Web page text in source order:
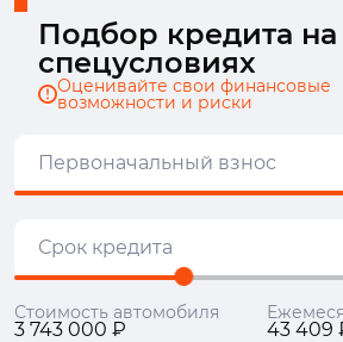
Подбор кредита на
спецусловиях
Оценивайте свои финансовые
возможности и риски
Первоначальный взнос
Срок кредита
Стоимость автомобиля
3 743 000 ₽ 43 409